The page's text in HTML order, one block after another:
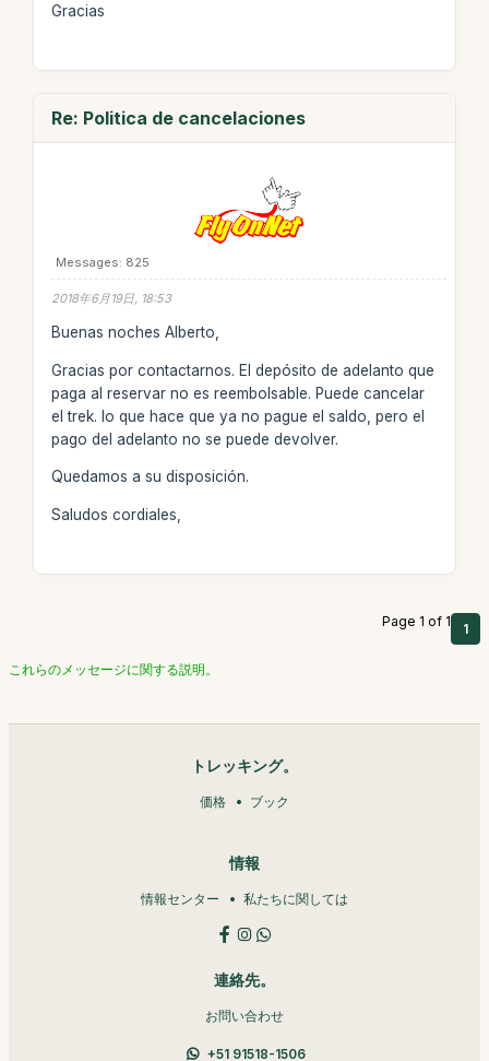
Gracias
Re: Politica de cancelaciones
Messages: 825
2018年6月19日, 18:53
Buenas noches Alberto,
Gracias por contactarnos. El depósito de adelanto que
paga al reservar no es reembolsable. Puede cancelar
el trek. lo que hace que ya no pague el saldo, pero el
pago del adelanto no se puede devolver.
Quedamos a su disposición.
Saludos cordiales,
Page 1 of 1 1
これらのメッセージに関する説明。
トレッキング。
価格 ブック
情報
情報センター 私たちに関しては
連絡先。
お問い合わせ
+51 91518-1506